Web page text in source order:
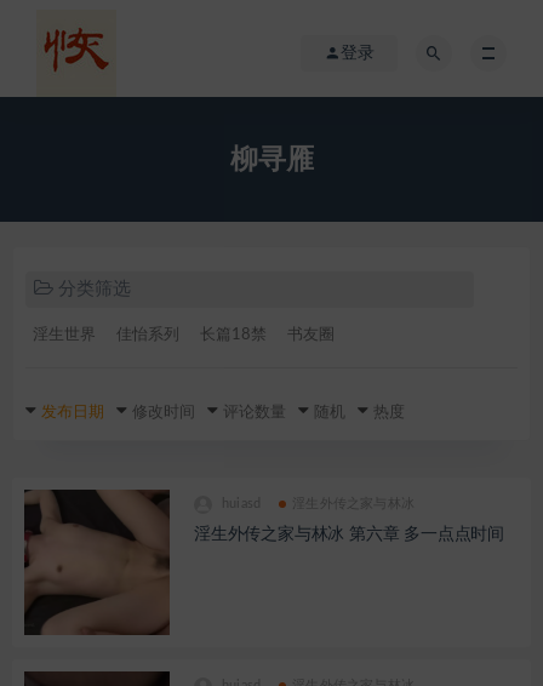
登录
柳寻雁
分类筛选
淫生世界 佳怡系列 长篇18禁 书友圈
发布日期 修改时间 评论数量 随机 热度
淫生外传之家与林冰
淫生外传之家与林冰 第六章 多一点点时间